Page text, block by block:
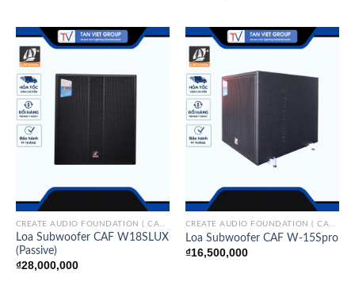
CREATE AUDIO FOUNDATION ( CAF)/ITALY
Loa Subwoofer CAF W18SLUX
(Passive)
₫28,000,000
CREATE AUDIO FOUNDATION ( CAF)/ITALY
Loa Subwoofer CAF W-15Spro
₫16,500,000